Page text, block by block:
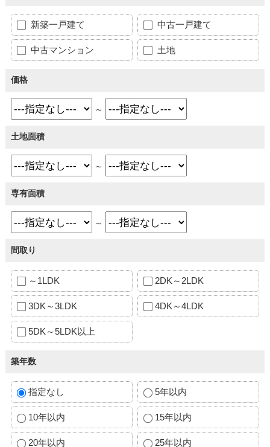
新築一戸建て 中古一戸建て
中古マンション 土地
価格
～
土地面積
～
専有面積
～
間取り
～1LDK 2DK～2LDK
3DK～3LDK 4DK～4LDK
5DK～5LDK以上
築年数
指定なし 5年以内
10年以内 15年以内
20年以内 25年以内